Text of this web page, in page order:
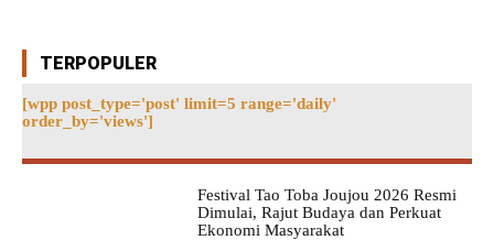
TERPOPULER
[wpp post_type='post' limit=5 range='daily'
order_by='views']
Festival Tao Toba Joujou 2026 Resmi
Dimulai, Rajut Budaya dan Perkuat
Ekonomi Masyarakat